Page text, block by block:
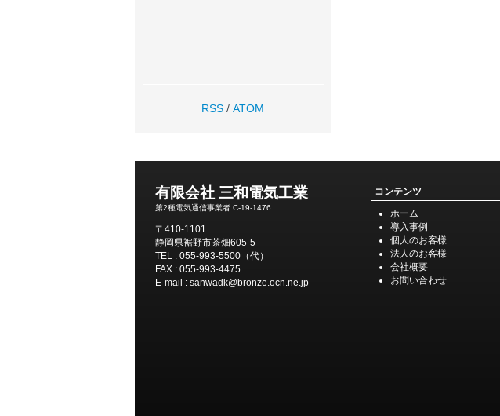
RSS / ATOM
有限会社 三和電気工業
第2種電気通信事業者 C-19-1476
〒410-1101
静岡県裾野市茶畑605-5
TEL : 055-993-5500（代）
FAX : 055-993-4475
E-mail : sanwadk@bronze.ocn.ne.jp
コンテンツ
ホーム
導入事例
個人のお客様
法人のお客様
会社概要
お問い合わせ